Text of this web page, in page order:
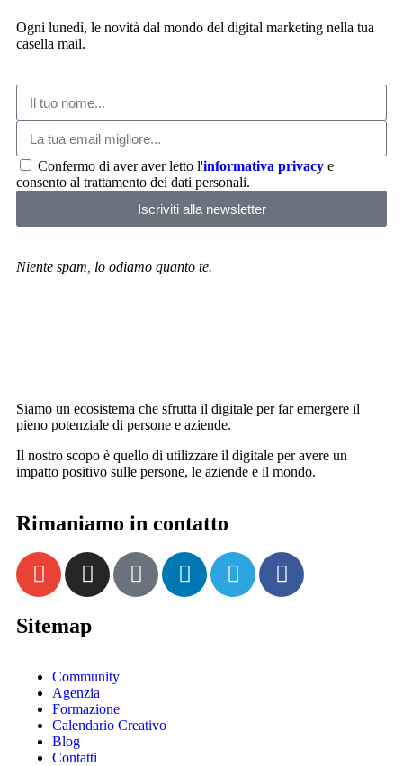
Ogni lunedì, le novità dal mondo del digital marketing nella tua
casella mail.
Confermo di aver aver letto l'informativa privacy e
consento al trattamento dei dati personali.
Iscriviti alla newsletter
Niente spam, lo odiamo quanto te.
Siamo un ecosistema che sfrutta il digitale per far emergere il
pieno potenziale di persone e aziende.
Il nostro scopo è quello di utilizzare il digitale per avere un
impatto positivo sulle persone, le aziende e il mondo.
Rimaniamo in contatto
Sitemap
Community
Agenzia
Formazione
Calendario Creativo
Blog
Contatti